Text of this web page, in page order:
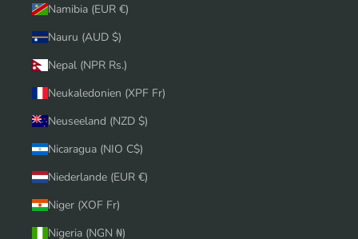
Namibia (EUR €)
Nauru (AUD $)
Nepal (NPR Rs.)
Neukaledonien (XPF Fr)
Neuseeland (NZD $)
Nicaragua (NIO C$)
Niederlande (EUR €)
Niger (XOF Fr)
Nigeria (NGN ₦)